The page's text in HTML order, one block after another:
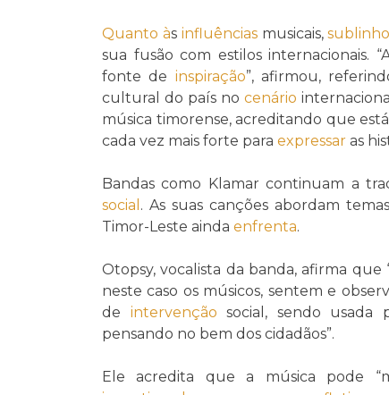
Quanto às influênciasmusicais,
sua fusão com estilos internacionais.
fonte de inspiração”, afirmou,
cultural do país no cenário
música timorense, acreditando que
cada vez mais forte para expressar as
Bandas como Klamar continuam a
social . As suas canções abordam
Timor-Leste ainda enfrenta.
Otopsy, vocalista da banda, afirma que
neste caso os músicos, sentem e
de intervenção social, sendo usada
pensando no bem dos cidadãos”.
Ele acredita que a música pode